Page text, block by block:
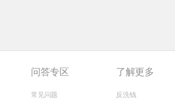
问答专区
常见问题
了解更多
反洗钱